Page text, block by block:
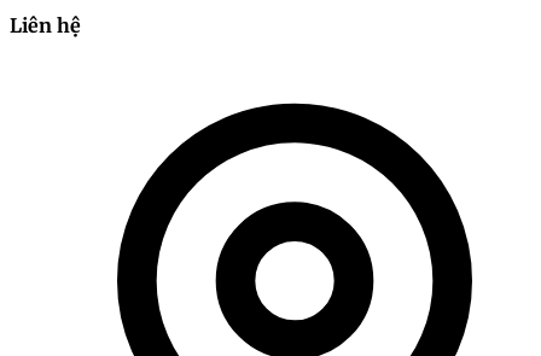
Liên hệ